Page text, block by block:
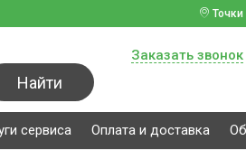
Найти
Заказать звонок
сервиса Оплата и доставка